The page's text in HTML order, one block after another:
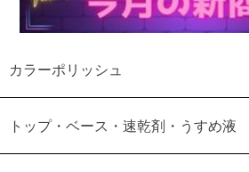
カラーポリッシュ
トップ・ベース・速乾剤・うすめ液